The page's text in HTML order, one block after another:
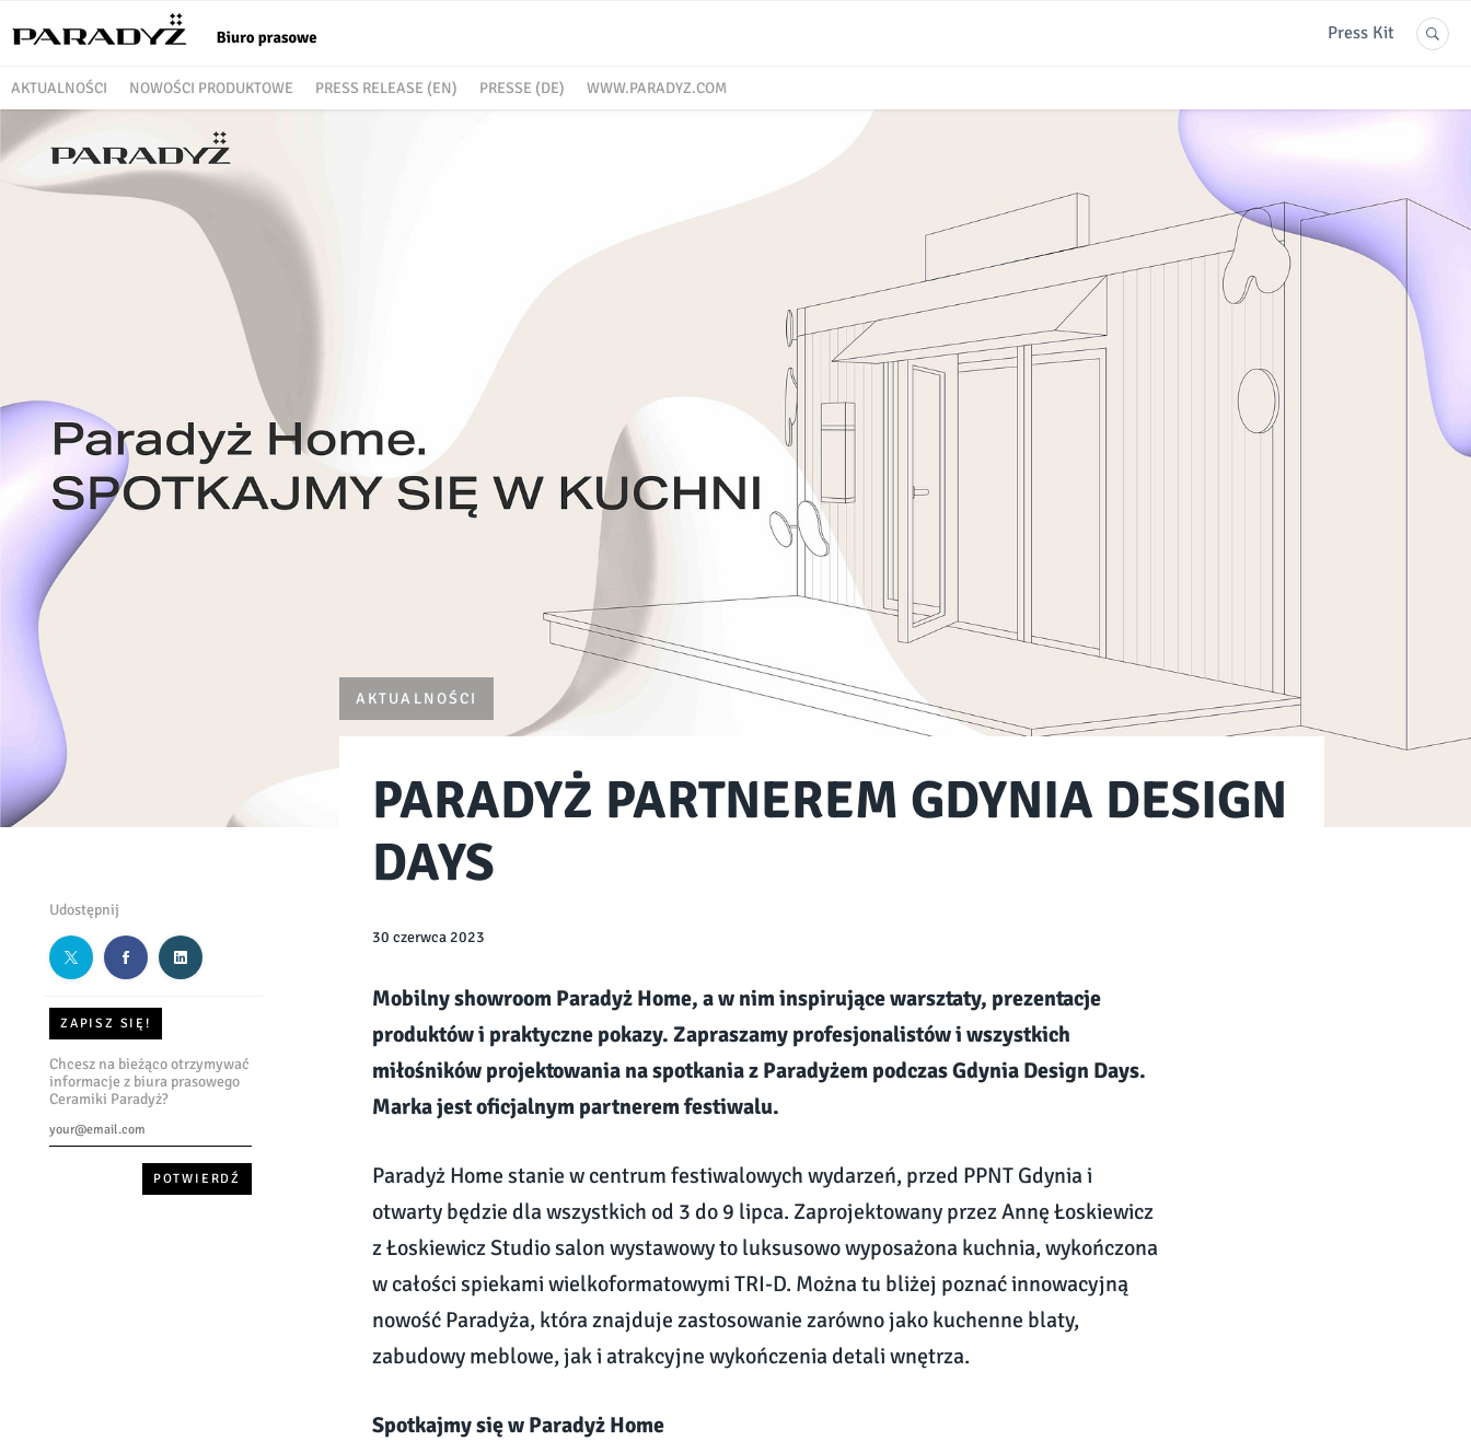
Press Kit
AKTUALNOŚCI NOWOŚCI PRODUKTOWE PRESS RELEASE (EN) PRESSE (DE) WWW.PARADYZ.COM
Udostępnij
ZAPISZ SIĘ!
Chcesz na bieżąco otrzymywać
informacje z biura prasowego
Ceramiki Paradyż?
AKTUALNOŚCI
PARADYŻ PARTNEREM GDYNIA DESIGN
DAYS
30 czerwca 2023
Mobilny showroom Paradyż Home, a w nim inspirujące warsztaty, prezentacje
produktów i praktyczne pokazy. Zapraszamy profesjonalistów i wszystkich
miłośników projektowania na spotkania z Paradyżem podczas Gdynia Design Days.
Marka jest oficjalnym partnerem festiwalu.
Paradyż Home stanie w centrum festiwalowych wydarzeń, przed PPNT Gdynia i
otwarty będzie dla wszystkich od 3 do 9 lipca. Zaprojektowany przezAnnę Łoskiewicz
z Łoskiewicz Studio salon wystawowy to luksusowo wyposażona kuchnia, wykończona
w całości spiekami wielkoformatowymi TRI-D. Można tu bliżej poznać innowacyjną
nowość Paradyża, która znajduje zastosowanie zarówno jako kuchenne blaty,
zabudowy meblowe, jak i atrakcyjne wykończenia detali wnętrza.
Spotkajmy się w Paradyż Home